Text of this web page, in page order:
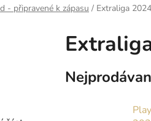
- připravené k zápasu / Extraliga